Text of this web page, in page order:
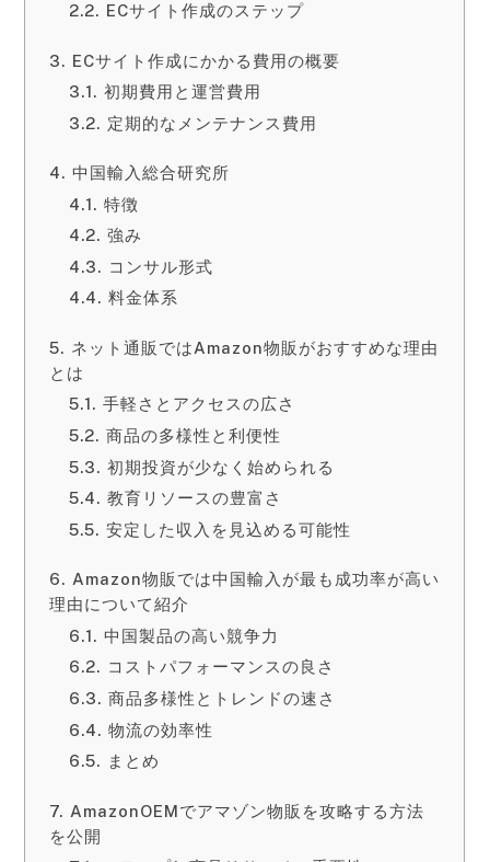
ECサイト作成のステップ
ECサイト作成にかかる費用の概要
初期費用と運営費用
定期的なメンテナンス費用
中国輸入総合研究所
特徴
強み
コンサル形式
料金体系
ネット通販ではAmazon物販がおすすめな理由
とは
手軽さとアクセスの広さ
商品の多様性と利便性
初期投資が少なく始められる
教育リソースの豊富さ
安定した収入を見込める可能性
Amazon物販では中国輸入が最も成功率が高い
理由について紹介
中国製品の高い競争力
コストパフォーマンスの良さ
商品多様性とトレンドの速さ
物流の効率性
まとめ
AmazonOEMでアマゾン物販を攻略する方法
を公開